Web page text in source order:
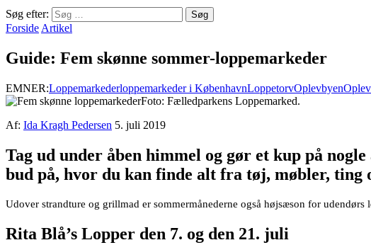
Søg efter:
Forside Artikel
Guide: Fem skønne sommer-loppemarkeder
EMNER:Loppemarkederloppemarkeder i KøbenhavnLoppetorvOplevbyen
Foto: Fælledparkens Loppemarked.
Af: Ida Kragh Pedersen 5. juli 2019
Tag ud under åben himmel og gør et kup på
bud på, hvor du kan finde alt fra tøj, møbler, ting
Udover strandture og grillmad er sommermånederne også højsæson for
Rita Blå’s Lopper den 7. og den 21. juli